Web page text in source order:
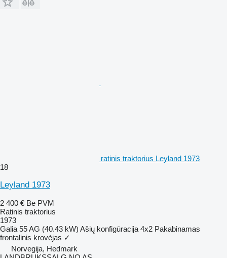
ratinis traktorius Leyland 1973
18
Leyland 1973
2 400 € Be PVM
Ratinis traktorius
1973
Galia 55 AG (40.43 kW) Ašių konfigūracija 4x2 Pakabinamas
frontalinis krovėjas ✓
Norvegija, Hedmark